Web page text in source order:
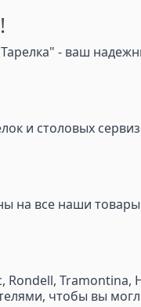
- ваш
и столовых
на все наши
Tramontina,
чтобы вы